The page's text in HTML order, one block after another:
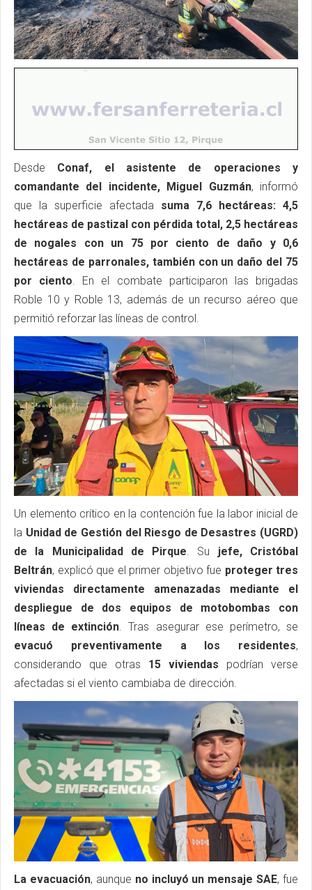
Desde Conaf, el asistente de operaciones y
comandante del incidente, Miguel Guzmán, informó
que la superficie afectada suma 7,6 hectáreas: 4,5
hectáreas de pastizal con pérdida total, 2,5 hectáreas
de nogales con un 75 por ciento de daño y 0,6
hectáreas de parronales, también con un daño del 75
por ciento . En el combate participaron las brigadas
Roble 10 y Roble 13, además de un recurso aéreo que
permitió reforzar las líneas de control.
Un elemento crítico en la contención fue la labor inicial de
la Unidad de Gestión del Riesgo de Desastres (UGRD)
de la Municipalidad de Pirque. Su jefe, Cristóbal
Beltrán, explicó que el primer objetivo fue proteger tres
viviendas directamente amenazadas mediante el
despliegue de dos equipos de motobombas con
líneas de extinción. Tras asegurar ese perímetro, se
evacuó preventivamente a los residentes,
considerando que otras 15 viviendas podrían verse
afectadas si el viento cambiaba de dirección.
La evacuación, aunque no incluyó un mensaje SAE, fue